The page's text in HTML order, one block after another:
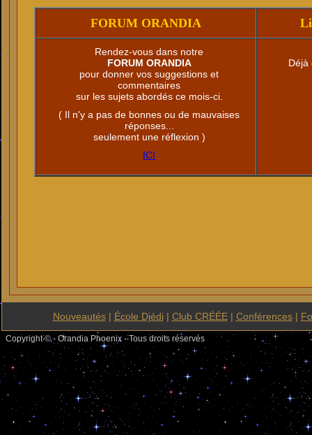
FORUM ORANDIA
Rendez-vous dans notre
FORUM ORANDIA
pour donner vos suggestions et
commentaires
sur les sujets abordés ce mois-ci.
( Il n'y a pas de bonnes ou de mauvaises
réponses...
seulement une réflexion )
ICI
Déjà
Nouveautés| École Djédi | Club CRÉÉE| Conférences|
Copyright © - Orandia Phoenix - Tous droits réservés